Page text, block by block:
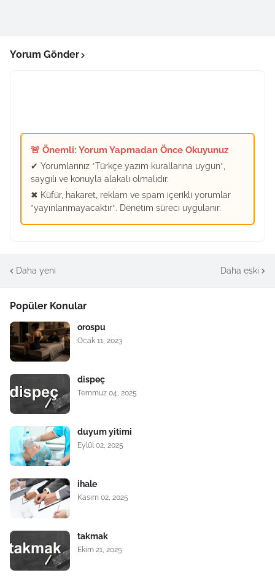
Yorum Gönder
🚨 Önemli: Yorum Yapmadan Önce Okuyunuz
✔ Yorumlarınız *Türkçe yazım kurallarına uygun*,
saygılı ve konuyla alakalı olmalıdır.
✖ Küfür, hakaret, reklam ve spam içerikli yorumlar
*yayınlanmayacaktır*. Denetim süreci uygulanır.
Daha yeni Daha eski
Popüler Konular
orospu
Ocak 11, 2023
dispeç
Temmuz 04, 2025
duyum yitimi
Eylül 02, 2025
ihale
Kasım 02, 2025
takmak
Ekim 21, 2025